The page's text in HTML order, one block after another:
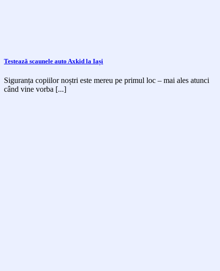
Testează scaunele auto Axkid la Iași
Siguranța copiilor noștri este mereu pe primul loc – mai ales atunci
când vine vorba [...]